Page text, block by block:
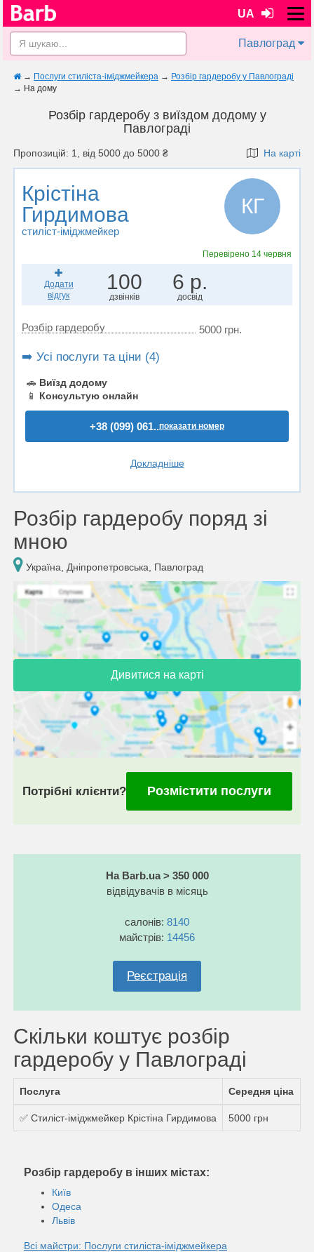
UA
Павлоград
→ Послуги стиліста-іміджмейкера → Розбір гардеробу у Павлограді
→ На дому
Розбір гардеробу з виїздом додому у
Павлограді
Пропозицій: 1, від 5000 до 5000 ₴ На карті
Крістіна
Гирдимова
стиліст-іміджмейкер
КГ
Перевірено 14 червня
Додати
відгук
100
дзвінків
6 р.
досвід
Розбір гардеробу 5000 грн.
➡️ Усі послуги та ціни (4)
🚗 Виїзд додому
📱
Консультую онлайн
+38 (099) 061..показати номер
Докладніше
Розбір гардеробу поряд зі
мною
Україна, Дніпропетровська, Павлоград
Дивитися на карті
Потрібні клієнти? Розмістити послуги
На Barb.ua > 350 000
відвідувачів в місяць
салонів: 8140
майстрів: 14456
Реєстрація
Скільки коштує розбір
гардеробу у Павлограді
Послуга Середня ціна
✅ Стиліст-іміджмейкер Крістіна Гирдимова 5000 грн
Розбір гардеробу в інших містах:
Київ
Одеса
Львів
Всі майстри: Послуги стиліста-іміджмейкера